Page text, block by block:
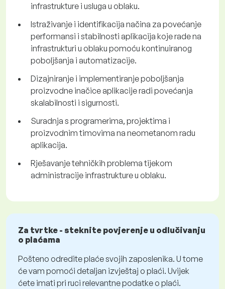
infrastrukture i usluga u oblaku.
Istraživanje i identifikacija načina za povećanje
performansi i stabilnosti aplikacija koje rade na
infrastrukturi u oblaku pomoću kontinuiranog
poboljšanja i automatizacije.
Dizajniranje i implementiranje poboljšanja
proizvodne inačice aplikacije radi povećanja
skalabilnosti i sigurnosti.
Suradnja s programerima, projektima i
proizvodnim timovima na neometanom radu
aplikacija.
Rješavanje tehničkih problema tijekom
administracije infrastrukture u oblaku.
Za tvrtke - steknite povjerenje u odlučivanju
o plaćama
Pošteno odredite plaće svojih zaposlenika. U tome
će vam pomoći detaljan izvještaj o plaći. Uvijek
ćete imati pri ruci relevantne podatke o plaći.